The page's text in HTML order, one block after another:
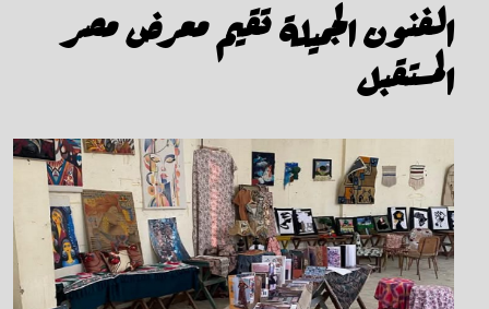
الفنون الجميلة تقيم معرض مصر
المستقبل